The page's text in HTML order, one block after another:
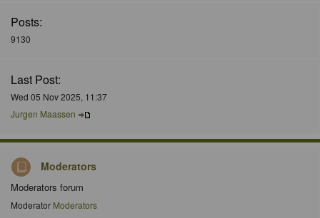
Posts:
9130
Last Post:
Wed 05 Nov 2025, 11:37
Jurgen Maassen
Moderators
Moderators forum
Moderator Moderators